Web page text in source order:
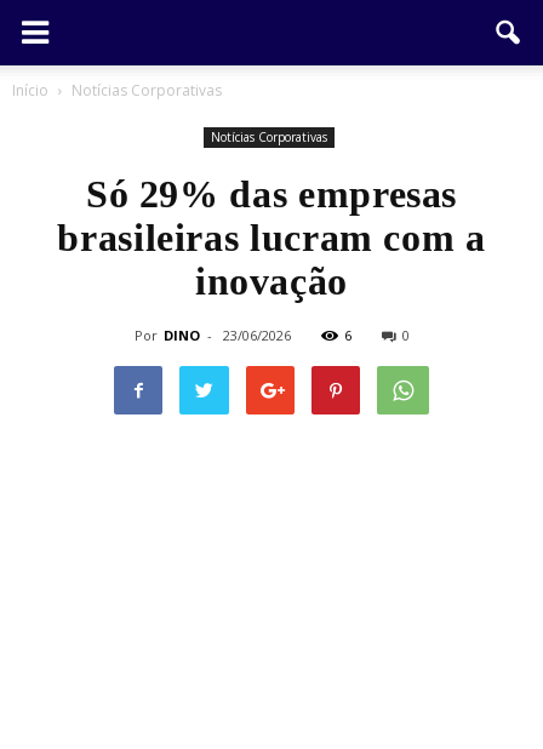
Início Notícias Corporativas
Notícias Corporativas
Só 29% das empresas
brasileiras lucram com a
inovação
Por DINO - 23/06/2026 6 0